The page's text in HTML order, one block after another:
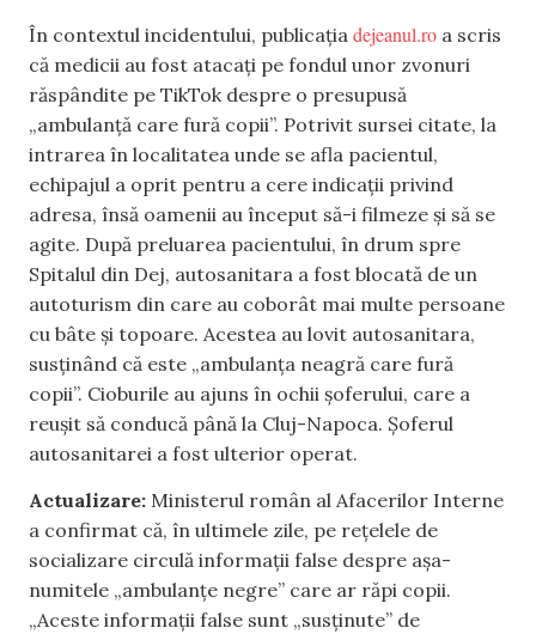
În contextul incidentului, publicația dejeanul.ro a scris
că medicii au fost atacați pe fondul unor zvonuri
răspândite pe TikTok despre o presupusă
„ambulanță care fură copii”. Potrivit sursei citate, la
intrarea în localitatea unde se afla pacientul,
echipajul a oprit pentru a cere indicații privind
adresa, însă oamenii au început să-i filmeze și să se
agite. După preluarea pacientului, în drum spre
Spitalul din Dej, autosanitara a fost blocată de un
autoturism din care au coborât mai multe persoane
cu bâte și topoare. Acestea au lovit autosanitara,
susținând că este „ambulanța neagră care fură
copii”. Cioburile au ajuns în ochii șoferului, care a
reușit să conducă până la Cluj-Napoca. Șoferul
autosanitarei a fost ulterior operat.
Actualizare: Ministerul român al Afacerilor Interne
a confirmat că, în ultimele zile, pe rețelele de
socializare circulă informații false despre așa-
numitele „ambulanțe negre” care ar răpi copii.
„Aceste informații false sunt „susținute” de